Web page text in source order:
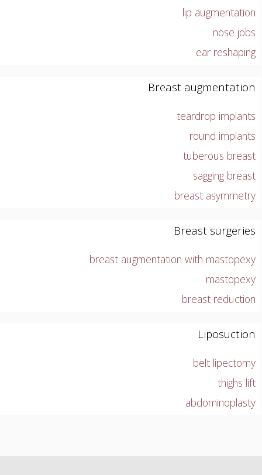
lip augmentation
nose jobs
ear reshaping
Breast augmentation
teardrop implants
round implants
tuberous breast
sagging breast
breast asymmetry
Breast surgeries
breast augmentation with mastopexy
mastopexy
breast reduction
Liposuction
belt lipectomy
thighs lift
abdominoplasty